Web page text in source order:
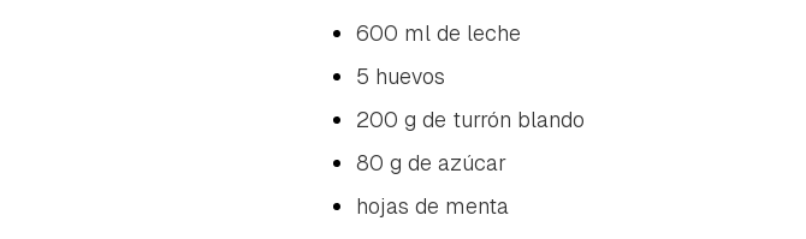
600 ml de leche
5 huevos
200 g de turrón blando
80 g de azúcar
hojas de menta